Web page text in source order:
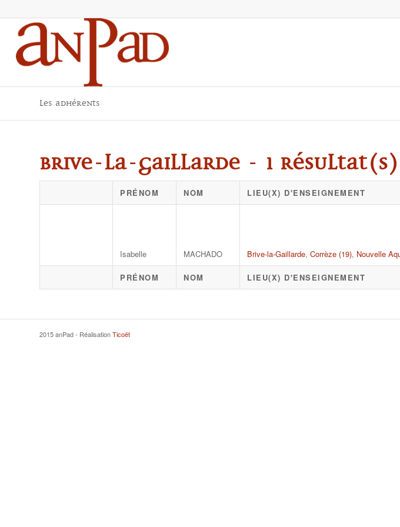
Les adhérents
Brive-la-Gaillarde - 1 résultat(s)
PRÉNOM NOM LIEU(X) D'ENSEIGNEMENT
Isabelle MACHADO Brive-la-Gaillarde, Corrèze (19), Nouvelle
PRÉNOM NOM LIEU(X) D'ENSEIGNEMENT
2015 anPad - RéalisationTicoët